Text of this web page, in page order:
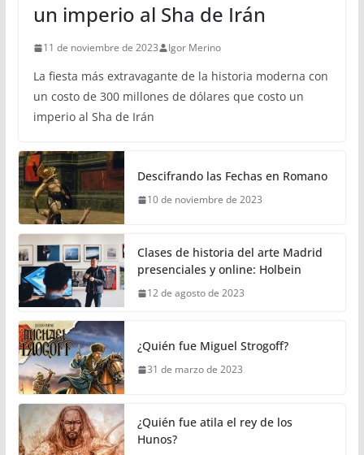
un imperio al Sha de Irán
11 de noviembre de 2023 Igor Merino
La fiesta más extravagante de la historia moderna con
un costo de 300 millones de dólares que costo un
imperio al Sha de Irán
Descifrando las Fechas en Romano
10 de noviembre de 2023
Clases de historia del arte Madrid
presenciales y online: Holbein
12 de agosto de 2023
¿Quién fue Miguel Strogoff?
31 de marzo de 2023
¿Quién fue atila el rey de los
Hunos?